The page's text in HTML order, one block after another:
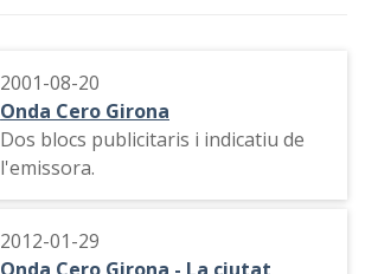
2001-08-20
Onda Cero Girona
Dos blocs publicitaris i indicatiu de
l'emissora.
2012-01-29